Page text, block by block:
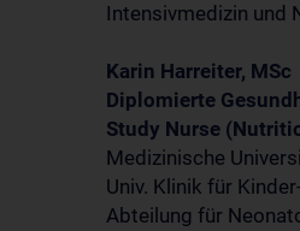
Intensivmedizin und
Karin Harreiter, MSc
Diplomierte
Study Nurse
Medizinische
Univ. Klinik für
Abteilung für